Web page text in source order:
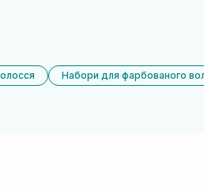
Набори для фарбованого